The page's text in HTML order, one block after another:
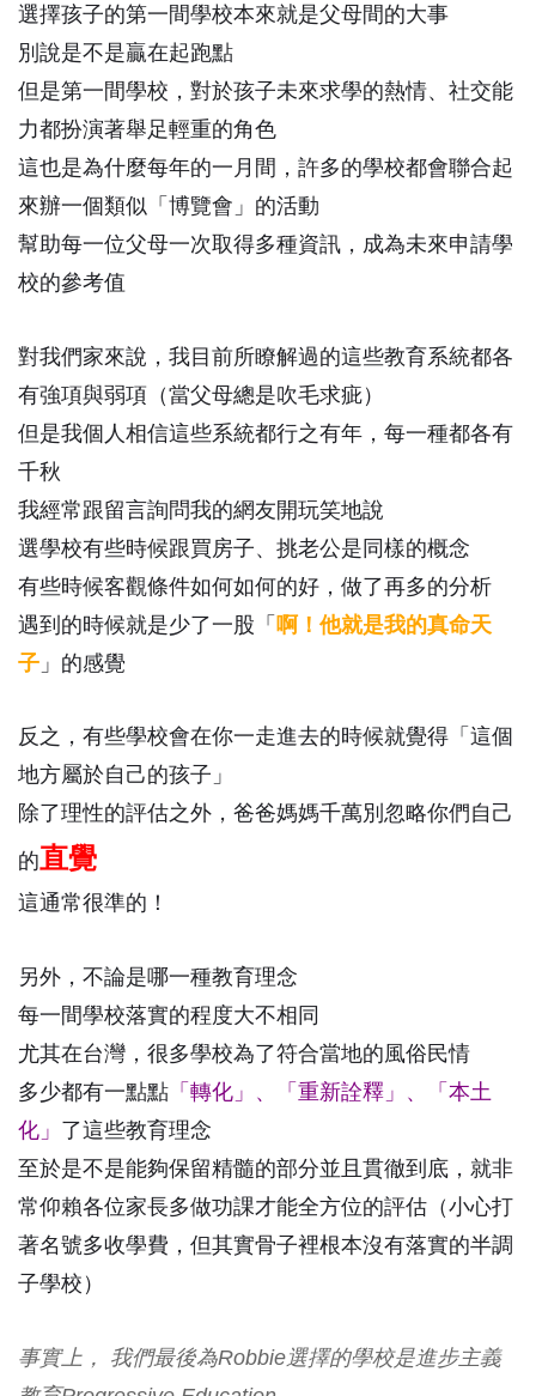
選擇孩子的第一間學校本來就是父母間的大事
別說是不是贏在起跑點
但是第一間學校，對於孩子未來求學的熱情、社交能
力都扮演著舉足輕重的角色
這也是為什麼每年的一月間，許多的學校都會聯合起
來辦一個類似「博覽會」的活動
幫助每一位父母一次取得多種資訊，成為未來申請學
校的參考值
對我們家來說，我目前所瞭解過的這些教育系統都各
有強項與弱項（當父母總是吹毛求疵）
但是我個人相信這些系統都行之有年，每一種都各有
千秋
我經常跟留言詢問我的網友開玩笑地說
選學校有些時候跟買房子、挑老公是同樣的概念
有些時候客觀條件如何如何的好，做了再多的分析
遇到的時候就是少了一股「 啊！他就是我的真命天
子 」的感覺
反之，有些學校會在你一走進去的時候就覺得「這個
地方屬於自己的孩子」
除了理性的評估之外，爸爸媽媽千萬別忽略你們自己
的直覺
這通常很準的！
另外，不論是哪一種教育理念
每一間學校落實的程度大不相同
尤其在台灣，很多學校為了符合當地的風俗民情
多少都有一點點 「轉化」、「重新詮釋」、「本土
化」 了這些教育理念
至於是不是能夠保留精髓的部分並且貫徹到底，就非
常仰賴各位家長多做功課才能全方位的評估（小心打
著名號多收學費，但其實骨子裡根本沒有落實的半調
子學校）
事實上， 我們最後為Robbie選擇的學校是進步主義